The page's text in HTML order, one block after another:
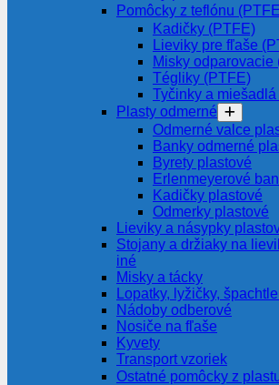
Pomôcky z teflónu
Kadičky (PTFE)
Lieviky pre fľaše
Misky odparovacie
Tégliky (PTFE)
Tyčinky a
Plasty odmerné
Odmerné valce
Banky odmerné
Byrety plastové
Erlenmeyerové
Kadičky plastové
Odmerky plastové
Lieviky a násypky
Stojany a držiaky na
iné
Misky a tácky
Lopatky, lyžičky,
Nádoby odberové
Nosiče na fľaše
Kyvety
Transport vzoriek
Ostatné pomôcky z